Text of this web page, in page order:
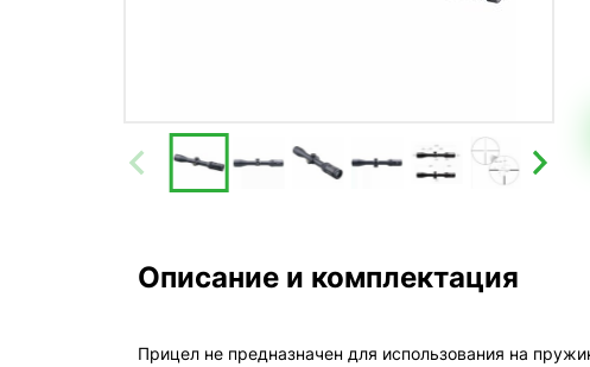
Описание и комплектация
Прицел не предназначен для использования на